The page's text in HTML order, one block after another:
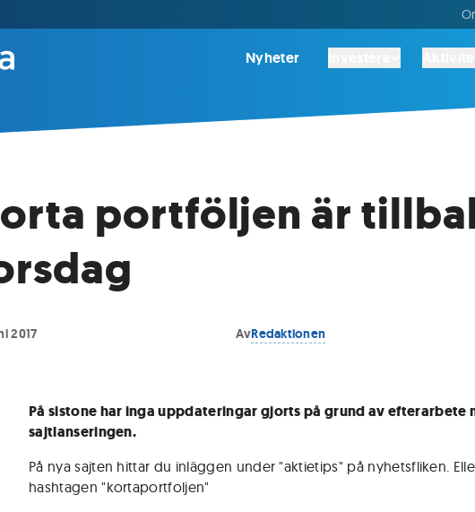
Nyheter
portföljen är
2017 AvRedaktionen
På sistone har inga uppdateringar gjorts på grund av efterarbete
sajtlanseringen.
På nya sajten hittar du inläggen under "aktietips" på nyhetsfliken.
hashtagen "kortaportfoljen"